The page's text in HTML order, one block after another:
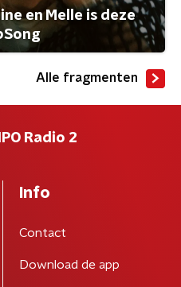
en Melle is deze
Alle fragmenten
Radio 2
Info
Contact
Download de app